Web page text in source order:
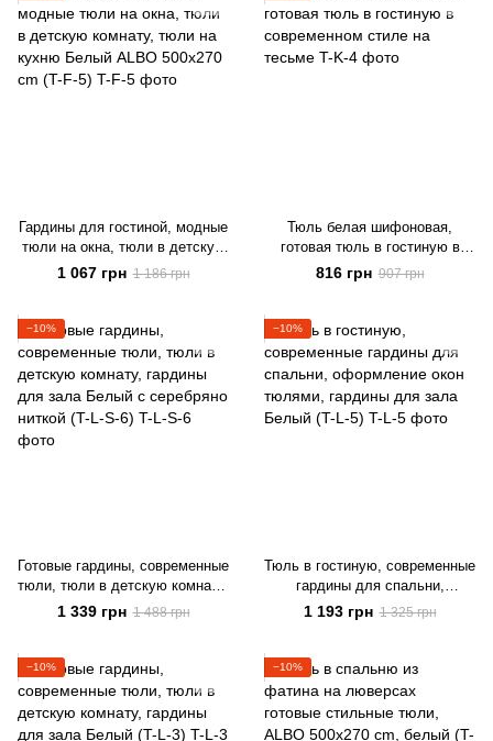
Гардины для гостиной, модные
тюли на окна, тюли в детскую
комнату, тюли на кухню Белый
ALBO 500x270 cm (T-F-5)
1 067 грн 1 186 грн
Тюль белая шифоновая,
готовая тюль в гостиную в
современном стиле на тесьме
816 грн 907 грн
−10%
Готовые гардины, современные
тюли, тюли в детскую комнату,
гардины для зала Белый с
серебряно ниткой (T-L-S-6)
1 339 грн 1 488 грн
−10%
Тюль в гостиную, современные
гардины для спальни,
оформление окон тюлями,
гардины для зала Белый (T-L-
1 193 грн 1 325 грн
−10% −10%